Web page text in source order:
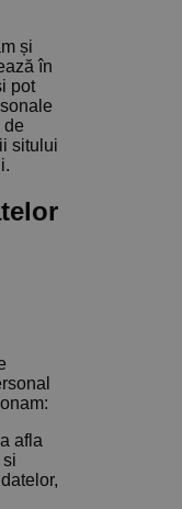
și
în
pot
de
sitului
afla